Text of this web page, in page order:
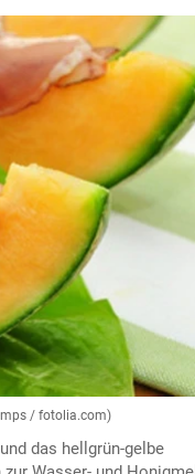
/ fotolia.com)
das hellgrün-gelbe